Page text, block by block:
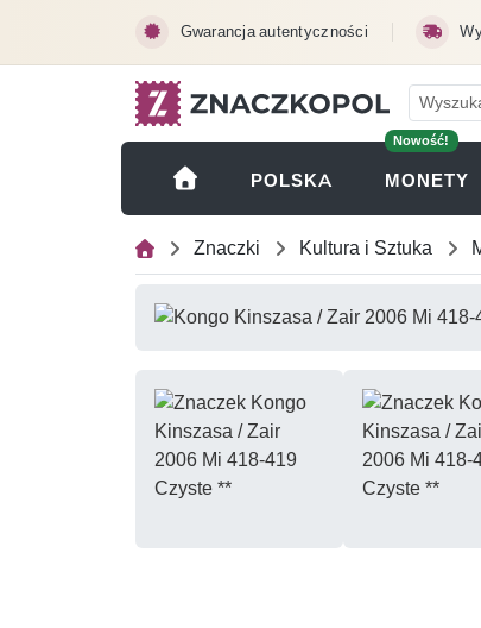
Gwarancja autentyczności
POLSKA
Nowość!
MONETY
Znaczki Kultura i Sztuka